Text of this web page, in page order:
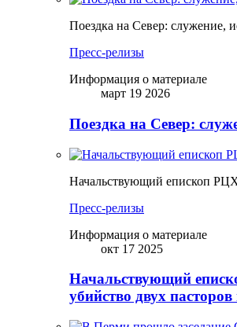
Поездка на Север: служение,
Пресс-релизы
Информация о материале
март 19 2026
Поездка на Север:
Начальствующий епископ
Пресс-релизы
Информация о материале
окт 17 2025
Начальствующий
убийство двух